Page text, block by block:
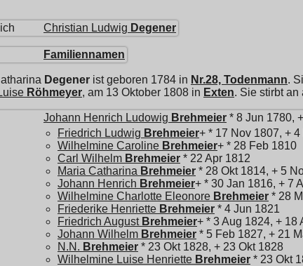
Christian Ludwig Degener
Familiennamen
Degener ist geboren 1784 in Nr.28, Todenmann.
Röhmeyer, am 13 Oktober 1808 in Exten. Sie stirbt an
Johann Henrich Ludowig Brehmeier * 8 Jun 1780,
Friedrich Ludwig Brehmeier+ * 17 Nov 1807, +
Wilhelmine Caroline Brehmeier+ * 28 Feb 1810
Carl Wilhelm Brehmeier * 22 Apr 1812
Maria Catharina Brehmeier * 28 Okt 1814, + 5
Johann Henrich Brehmeier+ * 30 Jan 1816, + 7
Wilhelmine Charlotte Eleonore Brehmeier * 28
Friederike Henriette Brehmeier * 4 Jun 1821
Friedrich August Brehmeier+ * 3 Aug 1824, + 18
Johann Wilhelm Brehmeier * 5 Feb 1827, + 21
N.N. Brehmeier * 23 Okt 1828, + 23 Okt 1828
Wilhelmine Luise Henriette Brehmeier * 23 Okt